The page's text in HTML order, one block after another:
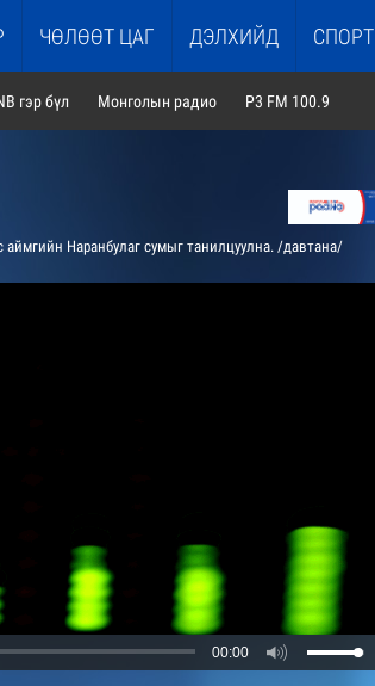
ЧӨЛӨӨТ ЦАГ ДЭЛХИЙД СПОРТ
гэр бүл Монголын радио P3 FM 100.9
аймгийн Наранбулаг сумыг танилцуулна. /давтана/
00:00